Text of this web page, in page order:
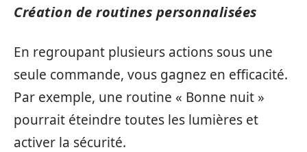
Création de routines personnalisées
En regroupant plusieurs actions sous une
seule commande, vous gagnez en efficacité.
Par exemple, une routine « Bonne nuit »
pourrait éteindre toutes les lumières et
activer la sécurité.